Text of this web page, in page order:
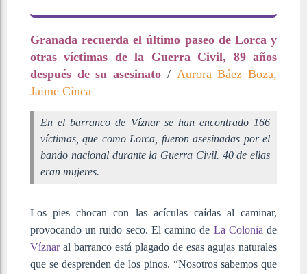
Granada recuerda el último paseo de Lorca y
otras víctimas de la Guerra Civil, 89 años
después de su asesinato / Aurora Báez Boza,
Jaime Cinca
En el barranco de Víznar se han encontrado 166
víctimas, que como Lorca, fueron asesinadas por el
bando nacional durante la Guerra Civil. 40 de ellas
eran mujeres.
Los pies chocan con las acículas caídas al caminar,
provocando un ruido seco. El camino de La Coloniade
Víznaral barranco está plagado de esas agujas naturales
que se desprenden de los pinos. “Nosotros sabemos que